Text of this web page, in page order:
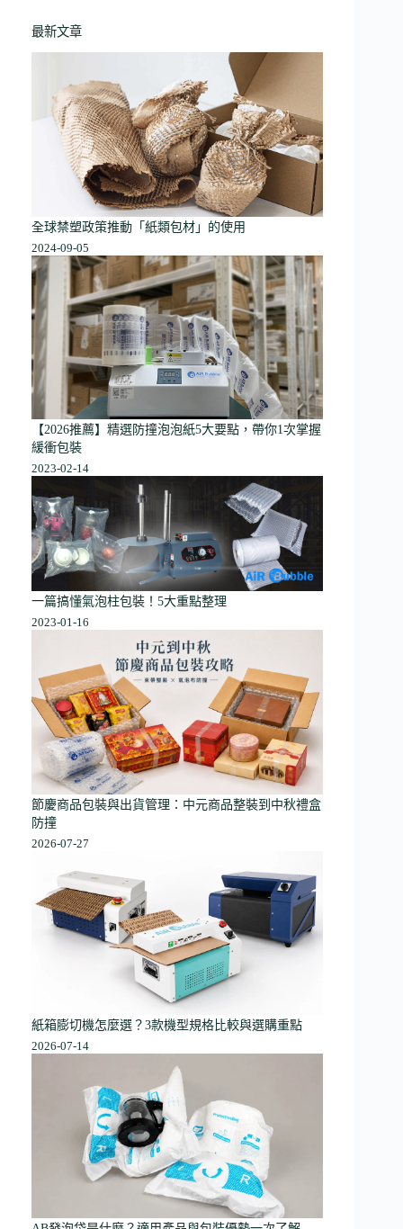
最新文章
全球禁塑政策推動「紙類包材」的使用
2024-09-05
【2026推薦】精選防撞泡泡紙5大要點，帶你1次掌握
緩衝包裝
2023-02-14
一篇搞懂氣泡柱包裝！5大重點整理
2023-01-16
節慶商品包裝與出貨管理：中元商品整裝到中秋禮盒
防撞
2026-07-27
紙箱膨切機怎麼選？3款機型規格比較與選購重點
2026-07-14